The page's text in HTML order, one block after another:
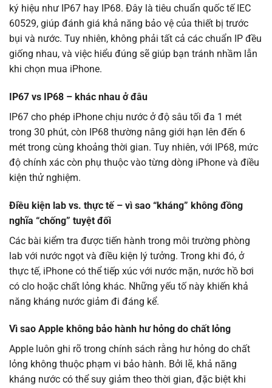
ký hiệu như IP67 hay IP68. Đây là tiêu chuẩn quốc tế IEC
60529, giúp đánh giá khả năng bảo vệ của thiết bị trước
bụi và nước. Tuy nhiên, không phải tất cả các chuẩn IP đều
giống nhau, và việc hiểu đúng sẽ giúp bạn tránh nhầm lẫn
khi chọn mua iPhone.
IP67 vs IP68 – khác nhau ở đâu
IP67 cho phép iPhone chịu nước ở độ sâu tối đa 1 mét
trong 30 phút, còn IP68 thường nâng giới hạn lên đến 6
mét trong cùng khoảng thời gian. Tuy nhiên, với IP68, mức
độ chính xác còn phụ thuộc vào từng dòng iPhone và điều
kiện thử nghiệm.
Điều kiện lab vs. thực tế – vì sao “kháng” không đồng
nghĩa “chống” tuyệt đối
Các bài kiểm tra được tiến hành trong môi trường phòng
lab với nước ngọt và điều kiện lý tưởng. Trong khi đó, ở
thực tế, iPhone có thể tiếp xúc với nước mặn, nước hồ bơi
có clo hoặc chất lỏng khác. Những yếu tố này khiến khả
năng kháng nước giảm đi đáng kể.
Vì sao Apple không bảo hành hư hỏng do chất lỏng
Apple luôn ghi rõ trong chính sách rằng hư hỏng do chất
lỏng không thuộc phạm vi bảo hành. Bởi lẽ, khả năng
kháng nước có thể suy giảm theo thời gian, đặc biệt khi